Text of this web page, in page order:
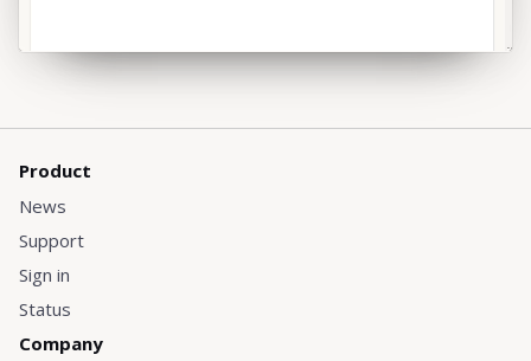
Product
News
Support
Sign in
Status
Company